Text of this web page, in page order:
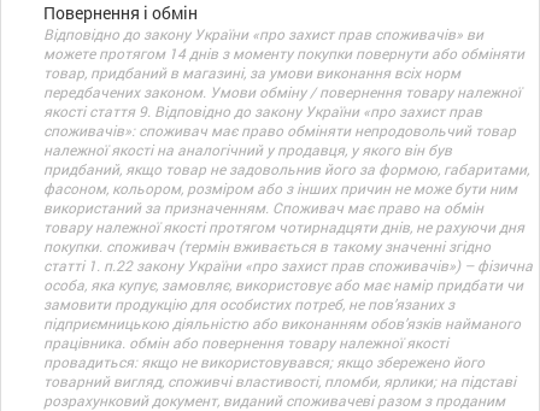
Повернення і обмін
Відповідно до закону України «про захист прав споживачів» ви
можете протягом 14 днів з моменту покупки повернути або обміняти
товар, придбаний в магазині, за умови виконання всіх норм
передбачених законом. Умови обміну / повернення товару належної
якості стаття 9. Відповідно до закону України «про захист прав
споживачів»: споживач має право обміняти непродовольчий товар
належної якості на аналогічний у продавця, у якого він був
придбаний, якщо товар не задовольнив його за формою, габаритами,
фасоном, кольором, розміром або з інших причин не може бути ним
використаний за призначенням. Споживач має право на обмін
товару належної якості протягом чотирнадцяти днів, не рахуючи дня
покупки. споживач (термін вживається в такому значенні згідно
статті 1. п.22 закону України «про захист прав споживачів») – фізична
особа, яка купує, замовляє, використовує або має намір придбати чи
замовити продукцію для особистих потреб, не пов’язаних з
підприємницькою діяльністю або виконанням обов’язків найманого
працівника. обмін або повернення товару належної якості
провадиться: якщо не використовувався; якщо збережено його
товарний вигляд, споживчі властивості, пломби, ярлики; на підставі
розрахунковий документ, виданий споживачеві разом з проданим